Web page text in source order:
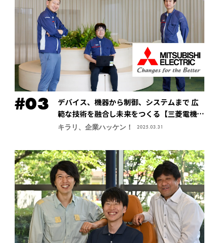
デバイス、機器から制御、システムまで 広
範な技術を融合し未来をつくる【三菱電機株
式会社・先端技術総合研究所】
キラリ、企業ハッケン！ 2025.03.31